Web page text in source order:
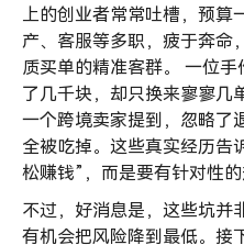
上的创业者常常吐槽，预算
产、客服等多职，疲于奔命
质买单的精准客群。 一位
了几千块，却只换来寥寥几
一个跨境卖家提到，忽略了
全被吃掉。这些真实经历告
松赚钱”，而是要有针对性的
不过，好消息是，这些坑并
有机会把风险降到最低。接